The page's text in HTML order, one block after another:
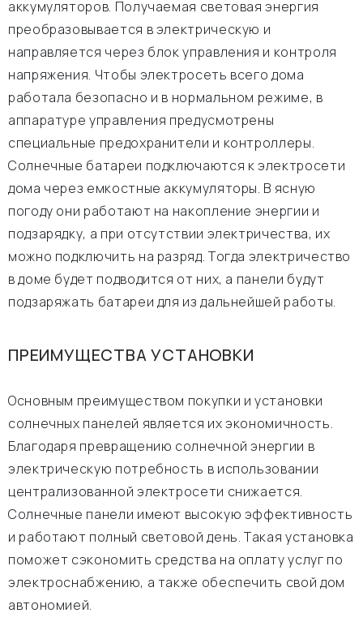
аккумуляторов. Получаемая световая энергия
преобразовывается в электрическую и
направляется через блок управления и контроля
напряжения. Чтобы электросеть всего дома
работала безопасно и в нормальном режиме, в
аппаратуре управления предусмотрены
специальные предохранители и контроллеры.
Солнечные батареи подключаются к электросети
дома через емкостные аккумуляторы. В ясную
погоду они работают на накопление энергии и
подзарядку, а при отсутствии электричества, их
можно подключить на разряд. Тогда электричество
в доме будет подводится от них, а панели будут
подзаряжать батареи для из дальнейшей работы.
ПРЕИМУЩЕСТВА УСТАНОВКИ
Основным преимуществом покупки и установки
солнечных панелей является их экономичность.
Благодаря превращению солнечной энергии в
электрическую потребность в использовании
централизованной электросети снижается.
Солнечные панели имеют высокую эффективность
и работают полный световой день. Такая установка
поможет сэкономить средства на оплату услуг по
электроснабжению, а также обеспечить свой дом
автономией.